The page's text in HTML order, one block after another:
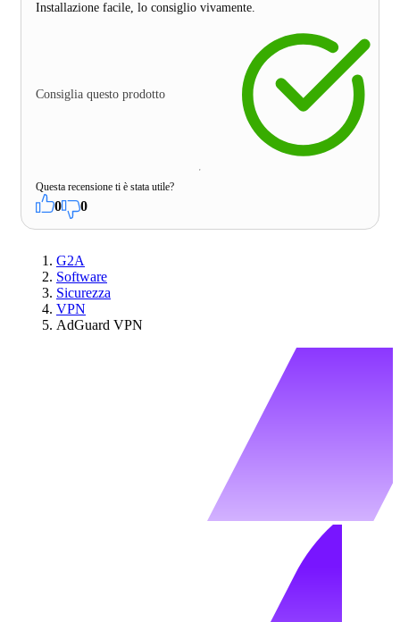
Installazione facile, lo consiglio vivamente.
Consiglia questo prodotto
Questa recensione ti è stata utile?
0 0
G2A
Software
Sicurezza
VPN
AdGuard VPN